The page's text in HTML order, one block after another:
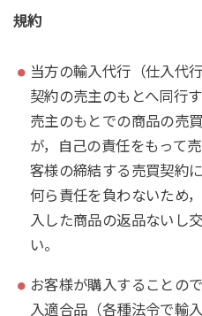
規約
当方の輸入代行（仕入代
契約の売主のもとへ同行
売主のもとでの商品の売
が，自己の責任をもって
客様の締結する売買契約
何ら責任を負わないため
入した商品の返品ないし
い。
お客様が購入することの
入適合品（各種法令で輸